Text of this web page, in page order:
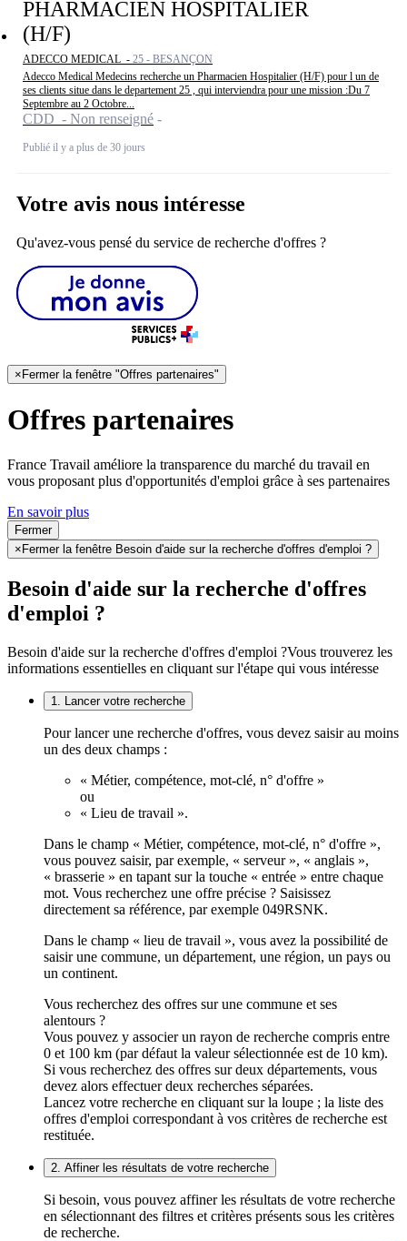
PHARMACIEN HOSPITALIER
(H/F)
ADECCO MEDICAL - 25 - BESANÇON
Adecco Medical Medecins recherche un Pharmacien Hospitalier (H/F) pour l un de
ses clients situe dans le departement 25 , qui interviendra pour une mission :Du 7
Septembre au 2 Octobre...
CDD - Non renseigné
Publié il y a plus de 30 jours
Votre avis nous intéresse
Qu'avez-vous pensé du service de recherche d'offres ?
× Fermer la fenêtre "Offres partenaires"
Offres partenaires
France Travail améliore la transparence du marché du travail en
vous proposant plus d'opportunités d'emploi grâce à ses partenaires
En savoir plus
Fermer
×Fermer la fenêtre Besoin d'aide sur la recherche d'offres d'emploi ?
Besoin d'aide sur la recherche d'offres
d'emploi ?
Besoin d'aide sur la recherche d'offres d'emploi ?Vous trouverez les
informations essentielles en cliquant sur l'étape qui vous intéresse
1. Lancer votre recherche
Pour lancer une recherche d'offres, vous devez saisir au moins
un des deux champs :
« Métier, compétence, mot-clé, n° d'offre »
ou
« Lieu de travail ».
Dans le champ « Métier, compétence, mot-clé, n° d'offre »,
vous pouvez saisir, par exemple, « serveur », « anglais »,
« brasserie » en tapant sur la touche « entrée » entre chaque
mot. Vous recherchez une offre précise ? Saisissez
directement sa référence, par exemple 049RSNK.
Dans le champ « lieu de travail », vous avez la possibilité de
saisir une commune, un département, une région, un pays ou
un continent.
Vous recherchez des offres sur une commune et ses
alentours ?
Vous pouvez y associer un rayon de recherche compris entre
0 et 100 km (par défaut la valeur sélectionnée est de 10 km).
Si vous recherchez des offres sur deux départements, vous
devez alors effectuer deux recherches séparées.
Lancez votre recherche en cliquant sur la loupe ; la liste des
offres d'emploi correspondant à vos critères de recherche est
restituée.
2. Affiner les résultats de votre recherche
Si besoin, vous pouvez affiner les résultats de votre recherche
en sélectionnant des filtres et critères présents sous les critères
de recherche.